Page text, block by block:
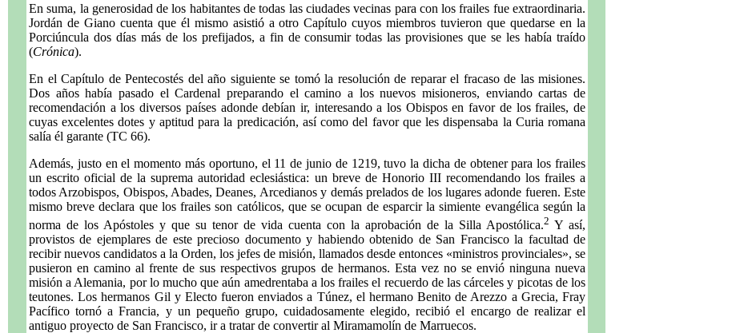
En suma, la generosidad de los habitantes de todas las ciudades vecinas para con los frailes fue extraordinaria.
Jordán de Giano cuenta que él mismo asistió a otro Capítulo cuyos miembros tuvieron que quedarse en la
Porciúncula dos días más de los prefijados, a fin de consumir todas las provisiones que se les había traído
(Crónica).
En el Capítulo de Pentecostés del año siguiente se tomó la resolución de reparar el fracaso de las misiones.
Dos años había pasado el Cardenal preparando el camino a los nuevos misioneros, enviando cartas de
recomendación a los diversos países adonde debían ir, interesando a los Obispos en favor de los frailes, de
cuyas excelentes dotes y aptitud para la predicación, así como del favor que les dispensaba la Curia romana
salía él garante (TC 66).
Además, justo en el momento más oportuno, el 11 de junio de 1219, tuvo la dicha de obtener para los frailes
un escrito oficial de la suprema autoridad eclesiástica: un breve de Honorio III recomendando los frailes a
todos Arzobispos, Obispos, Abades, Deanes, Arcedianos y demás prelados de los lugares adonde fueren. Este
mismo breve declara que los frailes son católicos, que se ocupan de esparcir la simiente evangélica según la
norma de los Apóstoles y que su tenor de vida cuenta con la aprobación de la Silla Apostólica.2 Y así,
provistos de ejemplares de este precioso documento y habiendo obtenido de San Francisco la facultad de
recibir nuevos candidatos a la Orden, los jefes de misión, llamados desde entonces «ministros provinciales», se
pusieron en camino al frente de sus respectivos grupos de hermanos. Esta vez no se envió ninguna nueva
misión a Alemania, por lo mucho que aún amedrentaba a los frailes el recuerdo de las cárceles y picotas de los
teutones. Los hermanos Gil y Electo fueron enviados a Túnez, el hermano Benito de Arezzo a Grecia, Fray
Pacífico tornó a Francia, y un pequeño grupo, cuidadosamente elegido, recibió el encargo de realizar el
antiguo proyecto de San Francisco, ir a tratar de convertir al Miramamolín de Marruecos.